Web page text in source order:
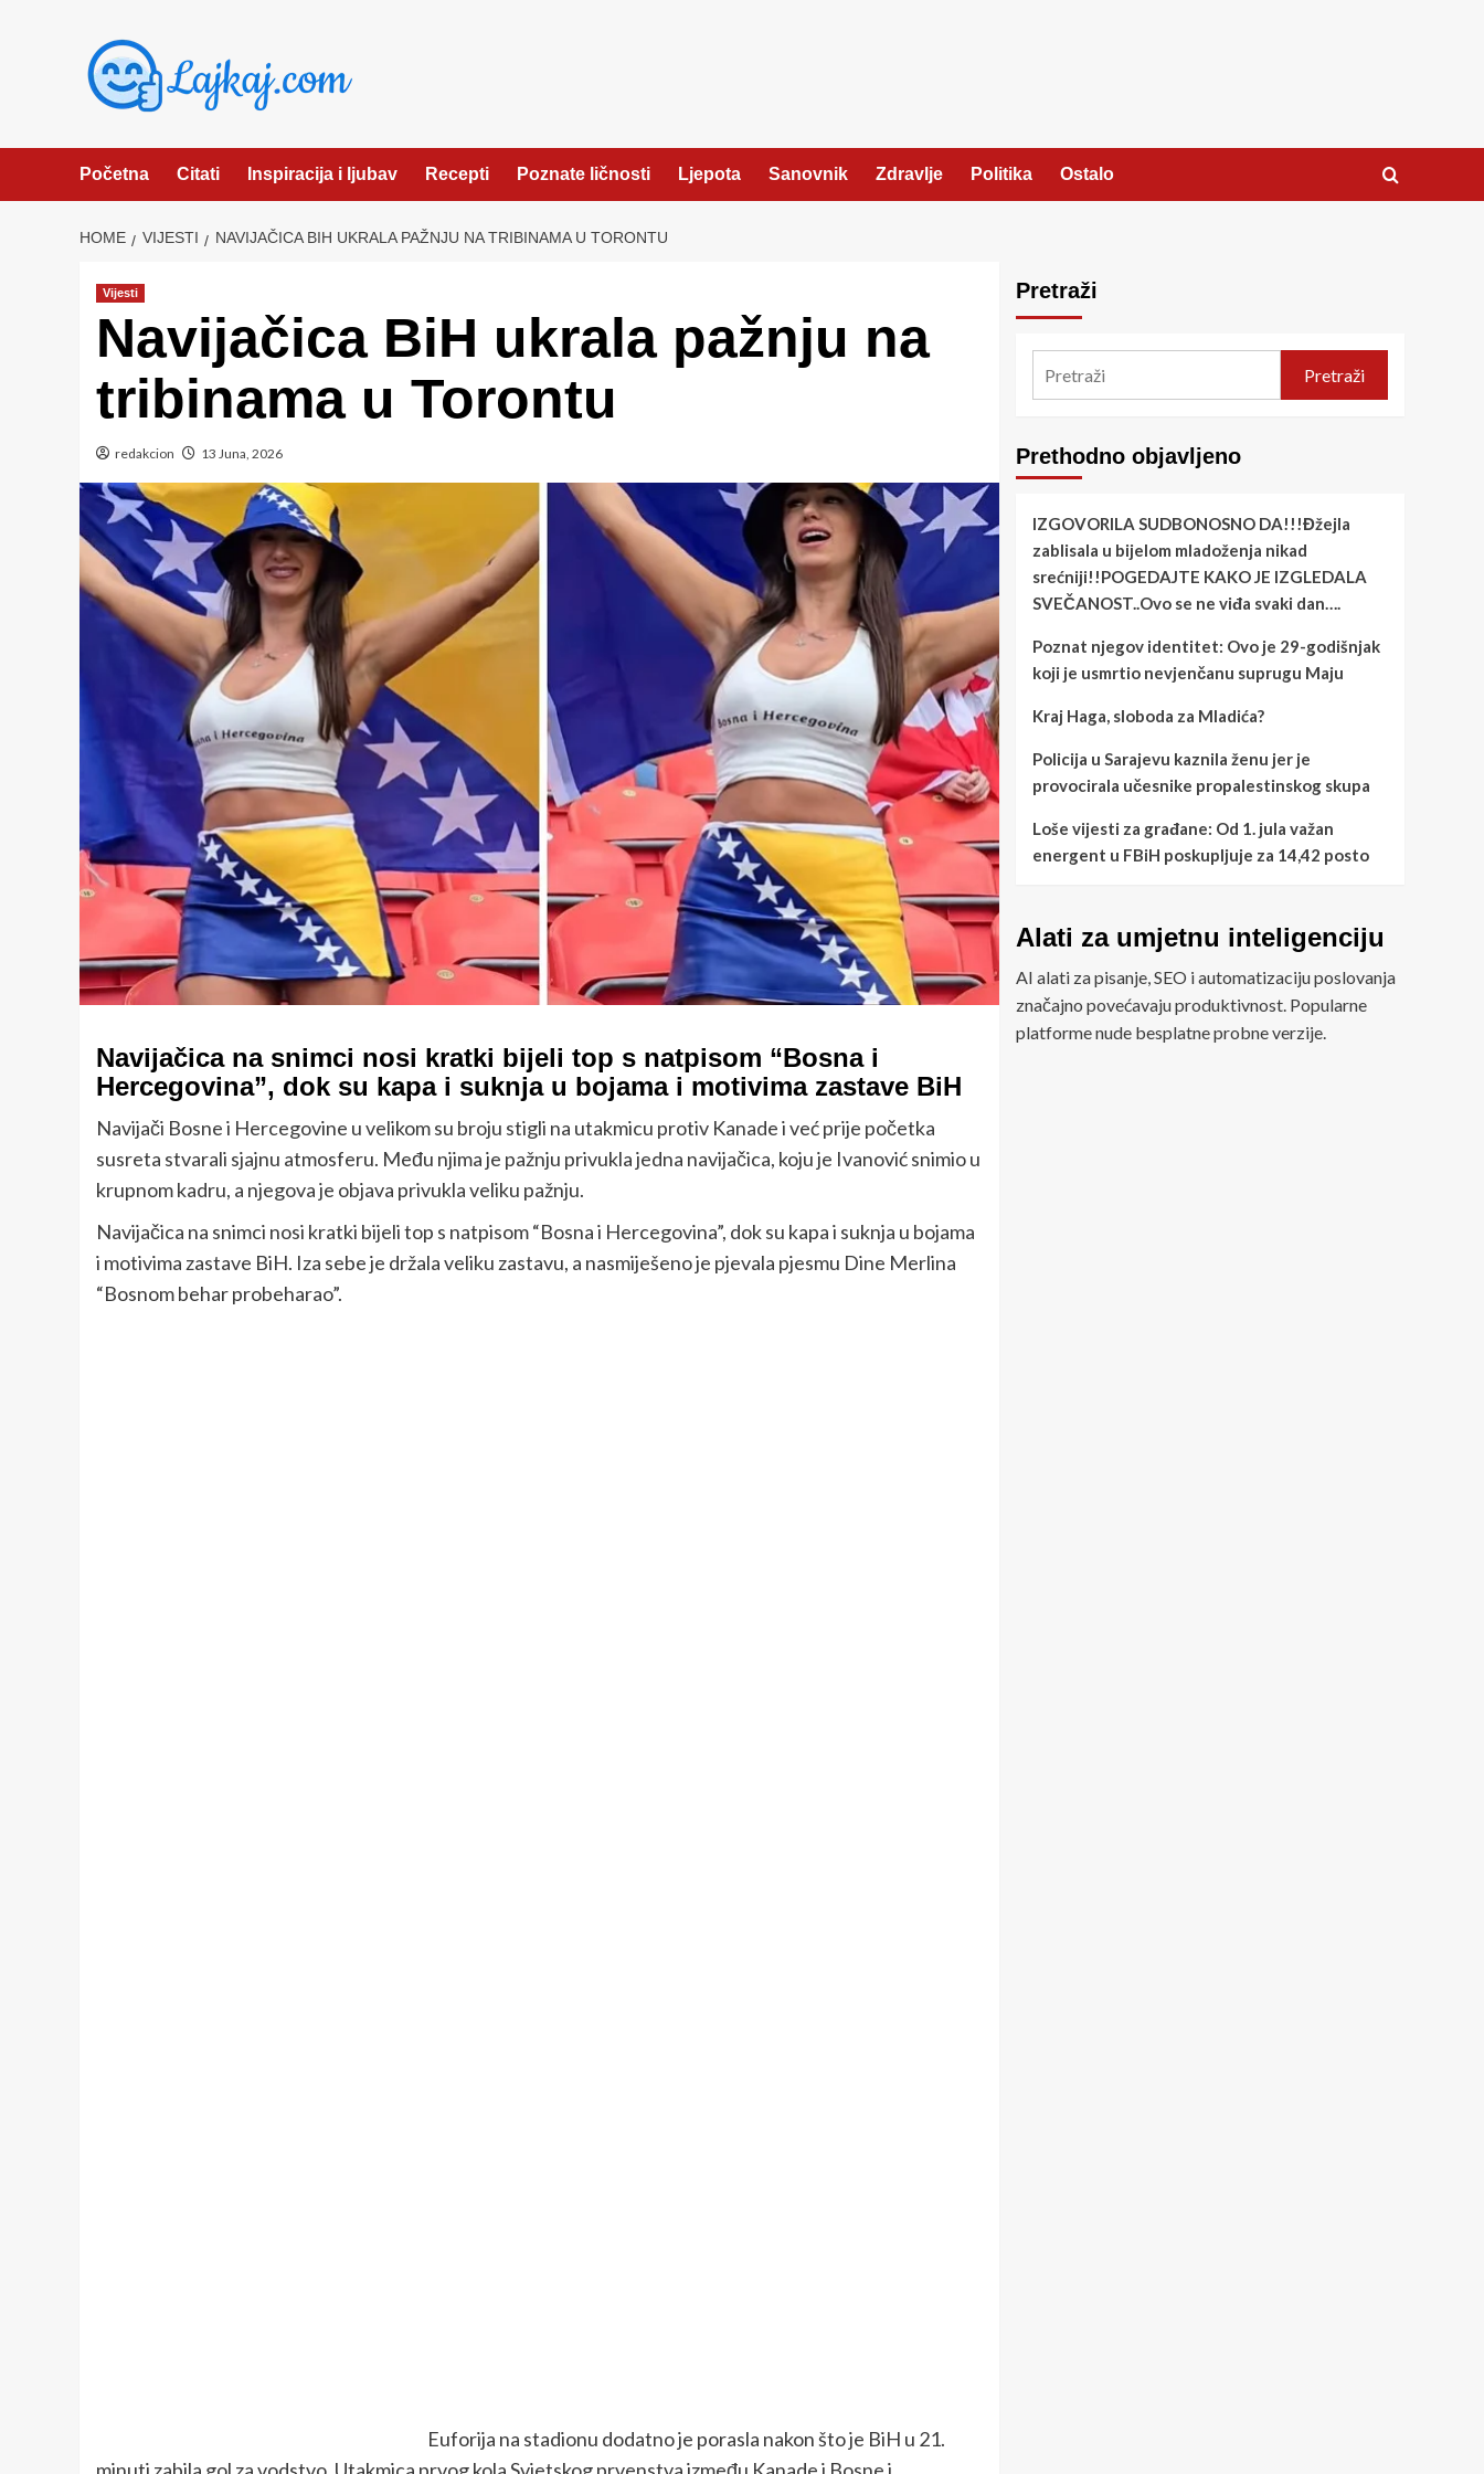
Početna Citati Inspiracija i ljubav Recepti Poznate ličnosti Ljepota Sanovnik Zdravlje Politika Ostalo
HOME VIJESTI NAVIJAČICA BIH UKRALA PAŽNJU NA TRIBINAMA U TORONTU
Vijesti
Navijačica BiH ukrala pažnju na
tribinama u Torontu
redakcion 13 Juna, 2026
Navijačica na snimci nosi kratki bijeli top s natpisom “Bosna i
Hercegovina”, dok su kapa i suknja u bojama i motivima zastave BiH
Navijači Bosne i Hercegovine u velikom su broju stigli na utakmicu protiv Kanade i već prije početka
susreta stvarali sjajnu atmosferu. Među njima je pažnju privukla jedna navijačica, koju je Ivanović snimio u
krupnom kadru, a njegova je objava privukla veliku pažnju.
Navijačica na snimci nosi kratki bijeli top s natpisom “Bosna i Hercegovina”, dok su kapa i suknja u bojama
i motivima zastave BiH. Iza sebe je držala veliku zastavu, a nasmiješeno je pjevala pjesmu Dine Merlina
“Bosnom behar probeharao”.
Euforija na stadionu dodatno je porasla nakon što je BiH u 21.
minuti zabila gol za vodstvo. Utakmica prvog kola Svjetskog prvenstva između Kanade i Bosne i
Pretraži
Pretraži
Prethodno objavljeno
IZGOVORILA SUDBONOSNO DA!!!Đžejla
zablisala u bijelom mladoženja nikad
srećniji!!POGEDAJTE KAKO JE IZGLEDALA
SVEČANOST..Ovo se ne viđa svaki dan….
Poznat njegov identitet: Ovo je 29-godišnjak
koji je usmrtio nevjenčanu suprugu Maju
Kraj Haga, sloboda za Mladića?
Policija u Sarajevu kaznila ženu jer je
provocirala učesnike propalestinskog skupa
Loše vijesti za građane: Od 1. jula važan
energent u FBiH poskupljuje za 14,42 posto
Alati za umjetnu inteligenciju
AI alati za pisanje, SEO i automatizaciju poslovanja
značajno povećavaju produktivnost. Popularne
platforme nude besplatne probne verzije.